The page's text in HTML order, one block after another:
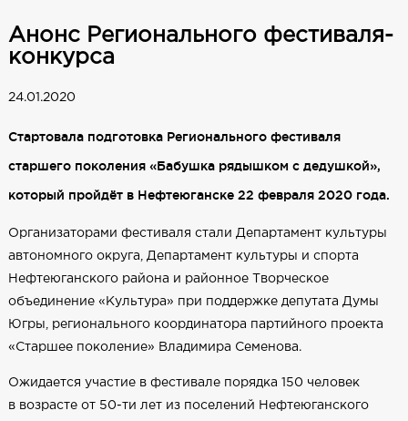
Анонс Регионального фестиваля-
конкурса
24.01.2020
Стартовала подготовка Регионального фестиваля
старшего поколения «Бабушка рядышком с дедушкой»,
который пройдёт в Нефтеюганске 22 февраля 2020 года.
Организаторами фестиваля стали Департамент культуры
автономного округа, Департамент культуры и спорта
Нефтеюганского района и районное Творческое
объединение «Культура» при поддержке депутата Думы
Югры, регионального координатора партийного проекта
«Старшее поколение» Владимира Семенова.
Ожидается участие в фестивале порядка 150 человек
в возрасте от 50-ти лет из поселений Нефтеюганского